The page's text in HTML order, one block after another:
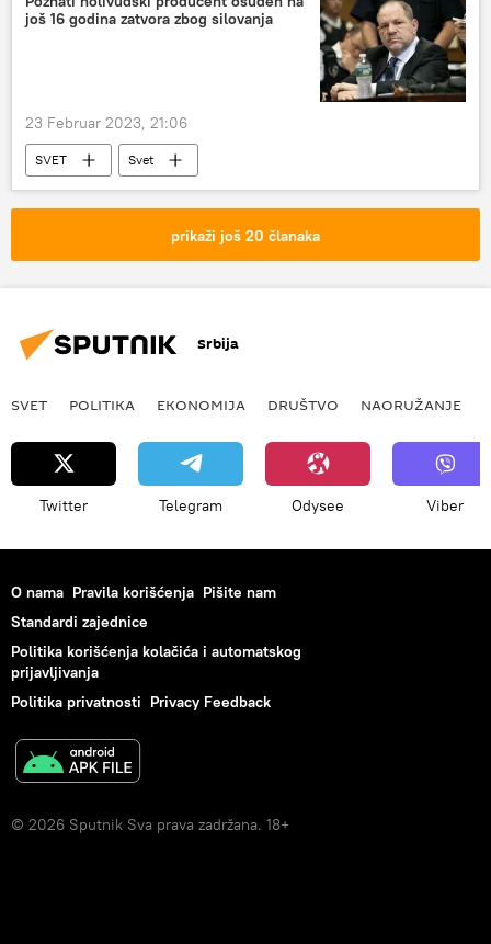
još 16 godina zatvora zbog silovanja
23 Februar 2023, 21:06
SVET
Svet
Sjedinjene Američke Države
Hronika
prikaži još 20 članaka
Srbija
SVET POLITIKA EKONOMIJA DRUŠTVO NAORUŽANJE
Twitter Telegram Odysee Viber
O nama Pravila korišćenja Pišite nam
Standardi zajednice
Politika korišćenja kolačića i automatskog
prijavljivanja
Politika privatnosti Privacy Feedback
© 2026 Sputnik Sva prava zadržana. 18+